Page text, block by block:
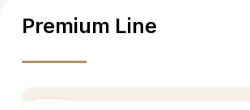
Premium Line